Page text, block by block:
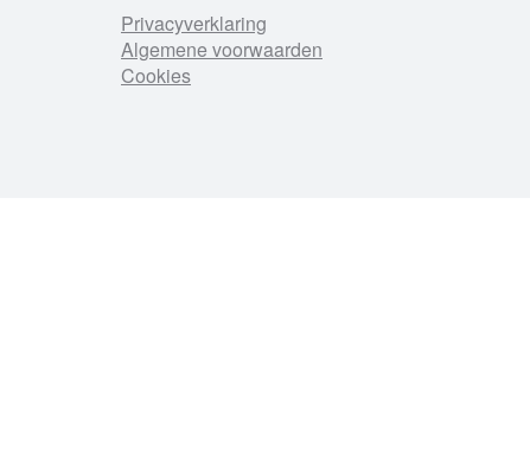
Privacyverklaring
Algemene voorwaarden
Cookies